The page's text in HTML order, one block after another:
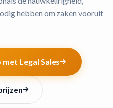
hebben om zaken vooruit
Legal Sales